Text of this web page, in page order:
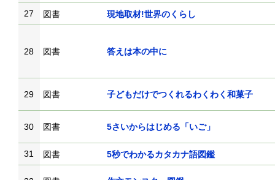
27 図書 現地取材!世界のくらし
28 図書 答えは本の中に
29 図書 子どもだけでつくれるわくわく和菓子
30 図書 5さいからはじめる「いご」
31 図書 5秒でわかるカタカナ語図鑑